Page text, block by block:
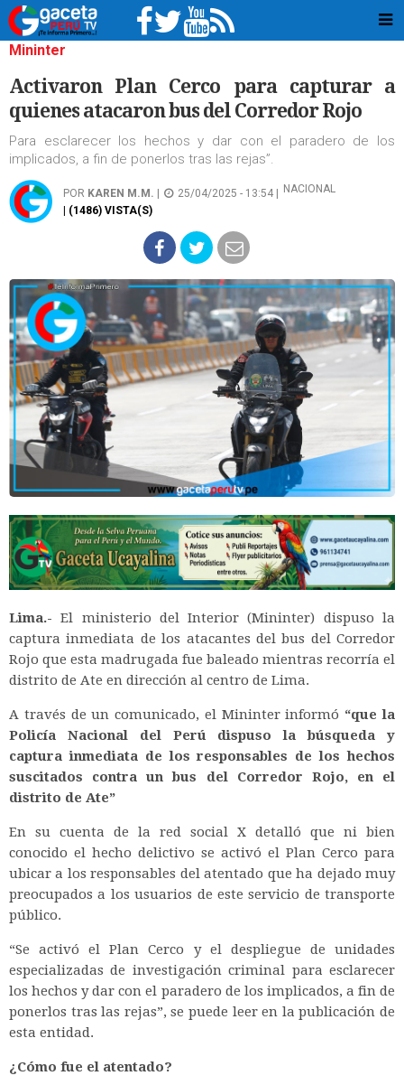
Mininter
Activaron Plan Cerco para capturar a
quienes atacaron bus del Corredor Rojo
Para esclarecer los hechos y dar con el paradero de los
implicados, a fin de ponerlos tras las rejas”.
POR KAREN M.M. 25/04/2025 - 13:54 |
NACIONAL
| (1486) VISTA(S)
Lima.- El ministerio del Interior (Mininter) dispuso la
captura inmediata de los atacantes del bus del Corredor
Rojo que esta madrugada fue baleado mientras recorría el
distrito de Ate en dirección al centro de Lima.
A través de un comunicado, el Mininter informó “que la
Policía Nacional del Perú dispuso la búsqueda y
captura inmediata de los responsables de los hechos
suscitados contra un bus del Corredor Rojo, en el
distrito de Ate”
En su cuenta de la red social X detalló que ni bien
conocido el hecho delictivo se activó el Plan Cerco para
ubicar a los responsables del atentado que ha dejado muy
preocupados a los usuarios de este servicio de transporte
público.
“Se activó el Plan Cerco y el despliegue de unidades
especializadas de investigación criminal para esclarecer
los hechos y dar con el paradero de los implicados, a fin de
ponerlos tras las rejas”,se puede leer en la publicación de
esta entidad.
¿Cómo fue el atentado?